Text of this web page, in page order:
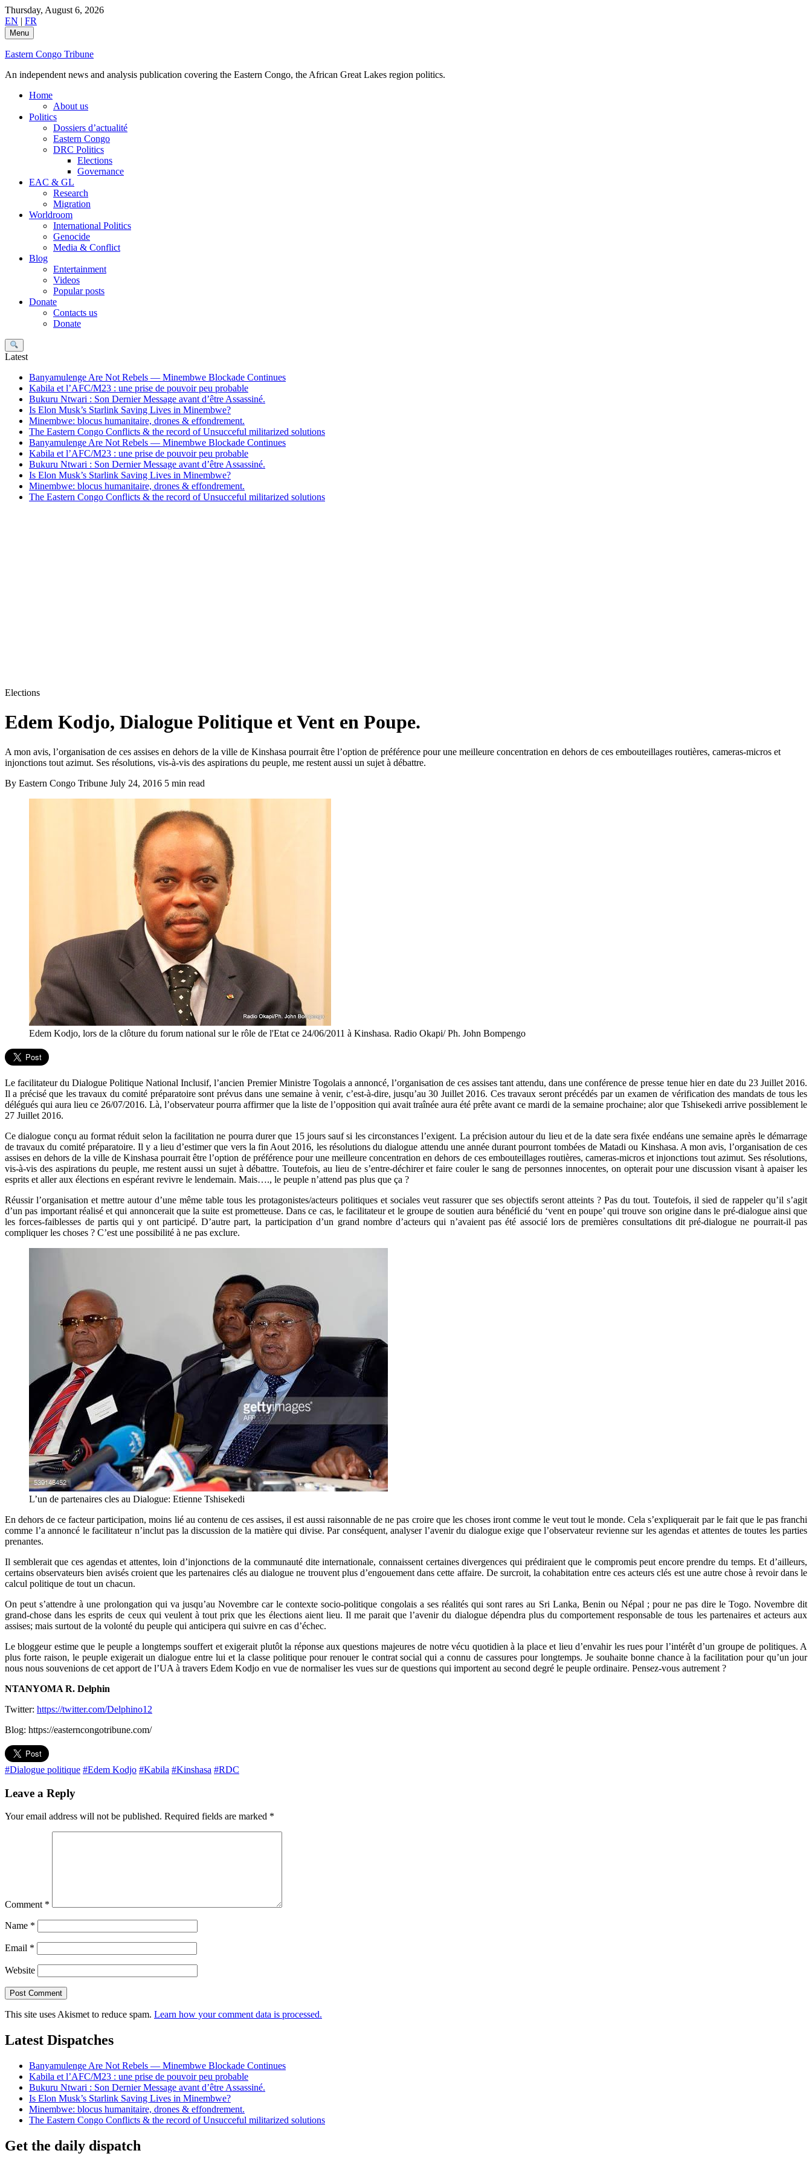
Skip
to
content
Thursday, August 6, 2026
EN | FR
Menu
Eastern Congo Tribune
An independent news and analysis publication covering the Eastern Congo, the African Great Lakes region politics.
Home
About us
Politics
Dossiers d’actualité
Eastern Congo
DRC Politics
Elections
Governance
EAC & GL
Research
Migration
Worldroom
International Politics
Genocide
Media & Conflict
Blog
Entertainment
Videos
Popular posts
Donate
Contacts us
Donate
Search
Latest
Banyamulenge Are Not Rebels — Minembwe Blockade Continues
Kabila et l’AFC/M23 : une prise de pouvoir peu probable
Bukuru Ntwari : Son Dernier Message avant d’être Assassiné.
Is Elon Musk’s Starlink Saving Lives in Minembwe?
Minembwe: blocus humanitaire, drones & effondrement.
The Eastern Congo Conflicts & the record of Unsucceful militarized solutions
Banyamulenge Are Not Rebels — Minembwe Blockade Continues
Kabila et l’AFC/M23 : une prise de pouvoir peu probable
Bukuru Ntwari : Son Dernier Message avant d’être Assassiné.
Is Elon Musk’s Starlink Saving Lives in Minembwe?
Minembwe: blocus humanitaire, drones & effondrement.
The Eastern Congo Conflicts & the record of Unsucceful militarized solutions
Elections
Edem Kodjo, Dialogue Politique et Vent en Poupe.
A mon avis, l’organisation de ces assises en dehors de la ville de Kinshasa pourrait être l’option de préférence pour une meilleure concentration en dehors de ces embouteillages routières, cameras-micros et
injonctions tout azimut. Ses résolutions, vis-à-vis des aspirations du peuple, me restent aussi un sujet à débattre.
By Eastern Congo Tribune July 24, 2016 5 min read
Edem Kodjo, lors de la clôture du forum national sur le rôle de l'Etat ce 24/06/2011 à Kinshasa. Radio Okapi/ Ph. John Bompengo
Le facilitateur du Dialogue Politique National Inclusif, l’ancien Premier Ministre Togolais a annoncé, l’organisation de ces assises tant attendu, dans une conférence de presse tenue hier en date du 23 Juillet 2016.
Il a précisé que les travaux du comité préparatoire sont prévus dans une semaine à venir, c’est-à-dire, jusqu’au 30 Juillet 2016. Ces travaux seront précédés par un examen de vérification des mandats de tous les
délégués qui aura lieu ce 26/07/2016. Là, l’observateur pourra affirmer que la liste de l’opposition qui avait traînée aura été prête avant ce mardi de la semaine prochaine; alor que Tshisekedi arrive possiblement le
27 Juillet 2016.
Ce dialogue conçu au format réduit selon la facilitation ne pourra durer que 15 jours sauf si les circonstances l’exigent. La précision autour du lieu et de la date sera fixée endéans une semaine après le démarrage
de travaux du comité préparatoire. Il y a lieu d’estimer que vers la fin Aout 2016, les résolutions du dialogue attendu une année durant pourront tombées de Matadi ou Kinshasa. A mon avis, l’organisation de ces
assises en dehors de la ville de Kinshasa pourrait être l’option de préférence pour une meilleure concentration en dehors de ces embouteillages routières, cameras-micros et injonctions tout azimut. Ses résolutions,
vis-à-vis des aspirations du peuple, me restent aussi un sujet à débattre. Toutefois, au lieu de s’entre-déchirer et faire couler le sang de personnes innocentes, on opterait pour une discussion visant à apaiser les
esprits et aller aux élections en espérant revivre le lendemain. Mais…., le peuple n’attend pas plus que ça ?
Réussir l’organisation et mettre autour d’une même table tous les protagonistes/acteurs politiques et sociales veut rassurer que ses objectifs seront atteints ? Pas du tout. Toutefois, il sied de rappeler qu’il s’agit
d’un pas important réalisé et qui annoncerait que la suite est prometteuse. Dans ce cas, le facilitateur et le groupe de soutien aura bénéficié du ‘vent en poupe’ qui trouve son origine dans le pré-dialogue ainsi que
les forces-faiblesses de partis qui y ont participé. D’autre part, la participation d’un grand nombre d’acteurs qui n’avaient pas été associé lors de premières consultations dit pré-dialogue ne pourrait-il pas
compliquer les choses ? C’est une possibilité à ne pas exclure.
L’un de partenaires cles au Dialogue: Etienne Tshisekedi
En dehors de ce facteur participation, moins lié au contenu de ces assises, il est aussi raisonnable de ne pas croire que les choses iront comme le veut tout le monde. Cela s’expliquerait par le fait que le pas franchi
comme l’a annoncé le facilitateur n’inclut pas la discussion de la matière qui divise. Par conséquent, analyser l’avenir du dialogue exige que l’observateur revienne sur les agendas et attentes de toutes les parties
prenantes.
Il semblerait que ces agendas et attentes, loin d’injonctions de la communauté dite internationale, connaissent certaines divergences qui prédiraient que le compromis peut encore prendre du temps. Et d’ailleurs,
certains observateurs bien avisés croient que les partenaires clés au dialogue ne trouvent plus d’engouement dans cette affaire. De surcroit, la cohabitation entre ces acteurs clés est une autre chose à revoir dans le
calcul politique de tout un chacun.
On peut s’attendre à une prolongation qui va jusqu’au Novembre car le contexte socio-politique congolais a ses réalités qui sont rares au Sri Lanka, Benin ou Népal ; pour ne pas dire le Togo. Novembre dit
grand-chose dans les esprits de ceux qui veulent à tout prix que les élections aient lieu. Il me parait que l’avenir du dialogue dépendra plus du comportement responsable de tous les partenaires et acteurs aux
assises; mais surtout de la volonté du peuple qui anticipera qui suivre en cas d’échec.
Le bloggeur estime que le peuple a longtemps souffert et exigerait plutôt la réponse aux questions majeures de notre vécu quotidien à la place et lieu d’envahir les rues pour l’intérêt d’un groupe de politiques. A
plus forte raison, le peuple exigerait un dialogue entre lui et la classe politique pour renouer le contrat social qui a connu de cassures pour longtemps. Je souhaite bonne chance à la facilitation pour qu’un jour
nous nous souvenions de cet apport de l’UA à travers Edem Kodjo en vue de normaliser les vues sur de questions qui importent au second degré le peuple ordinaire. Pensez-vous autrement ?
NTANYOMA R. Delphin
Twitter: https://twitter.com/Delphino12
Blog: https://easterncongotribune.com/
#Dialogue politique #Edem Kodjo #Kabila #Kinshasa #RDC
Leave a Reply
Your email address will not be published. Required fields are marked *
Comment *
Name *
Email *
Website
This site uses Akismet to reduce spam. Learn how your comment data is processed.
Latest Dispatches
Banyamulenge Are Not Rebels — Minembwe Blockade Continues
Kabila et l’AFC/M23 : une prise de pouvoir peu probable
Bukuru Ntwari : Son Dernier Message avant d’être Assassiné.
Is Elon Musk’s Starlink Saving Lives in Minembwe?
Minembwe: blocus humanitaire, drones & effondrement.
The Eastern Congo Conflicts & the record of Unsucceful militarized solutions
Get the daily dispatch